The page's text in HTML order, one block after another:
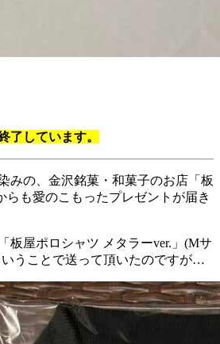
了しています。
みの、金沢銘菓・和菓子のお店「板
らも愛のこもったプレゼントが届き
板屋ポロシャツ メタラーver.」(Mサ
うことで送って頂いたのですが…